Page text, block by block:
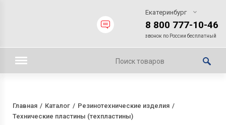
Екатеринбург
8 800 777-10-46
звонок по России бесплатный
Главная Каталог
Резинотехнические изделия
Технические пластины (техпластины)